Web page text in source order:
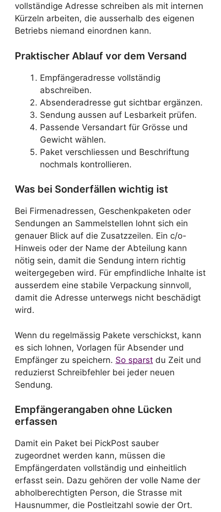
vollständige Adresse schreiben als mit internen
Kürzeln arbeiten, die ausserhalb des eigenen
Betriebs niemand einordnen kann.
Praktischer Ablauf vor dem Versand
Empfängeradresse vollständig
abschreiben.
Absenderadresse gut sichtbar ergänzen.
Sendung aussen auf Lesbarkeit prüfen.
Passende Versandart für Grösse und
Gewicht wählen.
Paket verschliessen und Beschriftung
nochmals kontrollieren.
Was bei Sonderfällen wichtig ist
Bei Firmenadressen, Geschenkpaketen oder
Sendungen an Sammelstellen lohnt sich ein
genauer Blick auf die Zusatzzeilen. Ein c/o-
Hinweis oder der Name der Abteilung kann
nötig sein, damit die Sendung intern richtig
weitergegeben wird. Für empfindliche Inhalte ist
ausserdem eine stabile Verpackung sinnvoll,
damit die Adresse unterwegs nicht beschädigt
wird.
Wenn du regelmässig Pakete verschickst, kann
es sich lohnen, Vorlagen für Absender und
Empfänger zu speichern. So sparst du Zeit und
reduzierst Schreibfehler bei jeder neuen
Sendung.
Empfängerangaben ohne Lücken
erfassen
Damit ein Paket bei PickPost sauber
zugeordnet werden kann, müssen die
Empfängerdaten vollständig und einheitlich
erfasst sein. Dazu gehören der volle Name der
abholberechtigten Person, die Strasse mit
Hausnummer, die Postleitzahl sowie der Ort.